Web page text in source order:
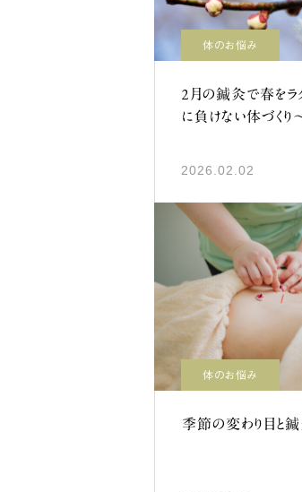
体のお悩み
2月の鍼灸で春をラ
に負けない体づくり
2026.02.02
体のお悩み
季節の変わり目と